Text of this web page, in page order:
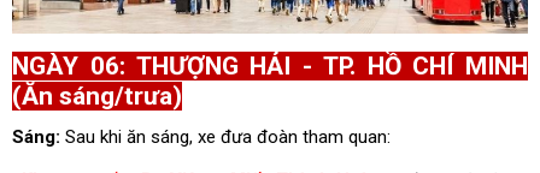
NGÀY 06: THƯỢNG HẢI - TP. HỒ CHÍ MINH
(Ăn sáng/trưa)
Sáng: Sau khi ăn sáng, xe đưa đoàn tham quan: